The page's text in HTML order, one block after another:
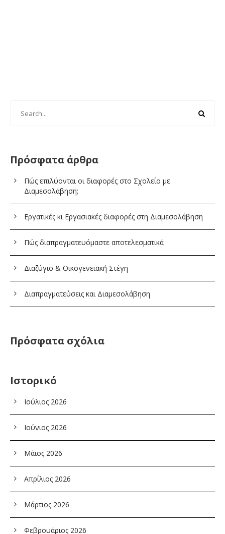
Πρόσφατα άρθρα
Πώς επιλύονται οι διαφορές στο Σχολείο με
Διαμεσολάβηση;
Εργατικές κι Εργασιακές διαφορές στη Διαμεσολάβηση
Πώς διαπραγματευόμαστε αποτελεσματικά
Διαζύγιο & Οικογενειακή Στέγη
Διαπραγματεύσεις και Διαμεσολάβηση
Πρόσφατα σχόλια
Ιστορικό
Ιούλιος 2026
Ιούνιος 2026
Μάιος 2026
Απρίλιος 2026
Μάρτιος 2026
Φεβρουάριος 2026